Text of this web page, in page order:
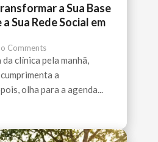
a Sua Base
Sua Rede Social em
Comments
clínica pela manhã,
a
olha para a agenda...